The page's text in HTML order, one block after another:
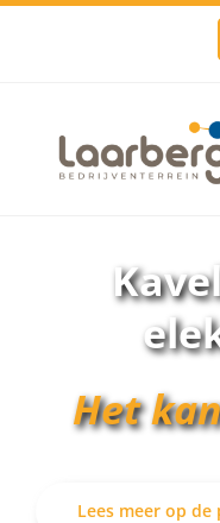
Het
Lees meer op de